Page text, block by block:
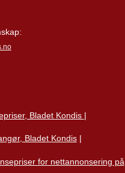
Bladet Kondis |
Bladet Kondis|
for nettannonsering på